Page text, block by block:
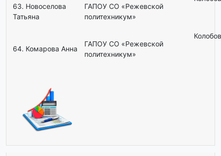
63. Новоселова
Татьяна
ГАПОУ СО «Режевской
политехникум»
64. Комарова Анна
ГАПОУ СО «Режевской
политехникум»